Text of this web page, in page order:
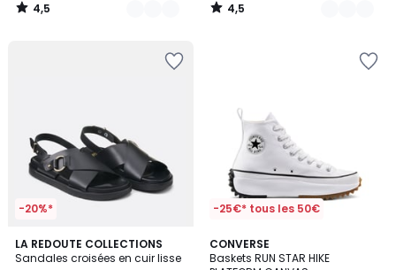
4,5
/
4,5
/
-20%*
LA REDOUTE COLLECTIONS
Sandales croisées en cuir lisse
3,6
/ 5
-25€* tous les 50€
CONVERSE
Baskets RUN STAR HIKE
4,8
/ 5